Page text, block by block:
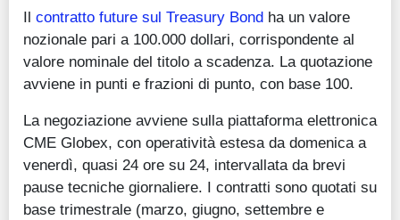
Il contratto future sul Treasury Bond ha un valore
nozionale pari a 100.000 dollari, corrispondente al
valore nominale del titolo a scadenza. La quotazione
avviene in punti e frazioni di punto, con base 100.
La negoziazione avviene sulla piattaforma elettronica
CME Globex, con operatività estesa da domenica a
venerdì, quasi 24 ore su 24, intervallata da brevi
pause tecniche giornaliere. I contratti sono quotati su
base trimestrale (marzo, giugno, settembre e